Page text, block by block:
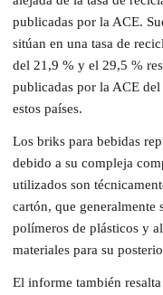
publicadas por la ACE.
sitúan en una tasa de
del 21,9 % y el 29,5 %
publicadas por la ACE
estos países.
Los briks para bebidas
debido a su compleja
utilizados son
cartón, que generalmente
polímeros de plásticos y
materiales para su
El informe también